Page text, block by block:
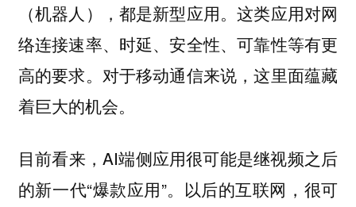
（机器人），都是新型应用。这类应用对网
络连接速率、时延、安全性、可靠性等有更
高的要求。对于移动通信来说，这里面蕴藏
着巨大的机会。
目前看来，AI端侧应用很可能是继视频之后
的新一代“爆款应用”。以后的互联网，很可